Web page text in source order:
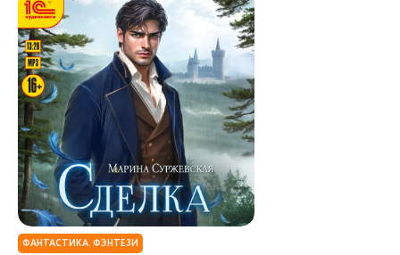
ФАНТАСТИКА. ФЭНТЕЗИ